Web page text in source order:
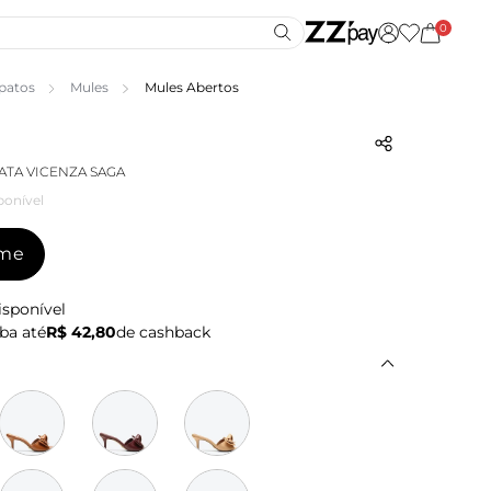
0
Mules Mules Abertos
VICENZA SAGA
atéR$ 42,80de cashback